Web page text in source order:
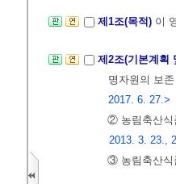
제1조(목적) 이
제2조(기본계획
명자원의 보
2017. 6. 27.>
② 농림축산식
2013. 3. 23.,
③ 농림축산식